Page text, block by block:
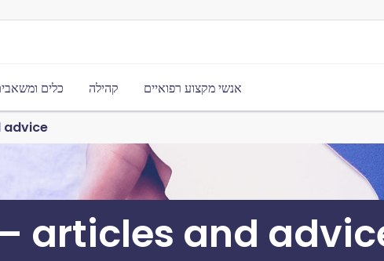
כלים קהילה אנשי מקצוע רפואיים
advice
articles and